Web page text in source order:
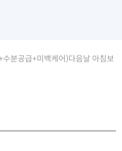
분공급+미백케어)다음날 아침보